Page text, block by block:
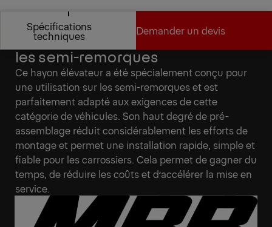
Trouver un partenaire commercial
Spécifications
techniques
Spécifications
techniques
Demander un devis
Demander un devis
Spécialement développé pour
les semi-remorques
Ce hayon élévateur a été spécialement conçu pour
une utilisation sur les semi-remorques et est
parfaitement adapté aux exigences de cette
catégorie de véhicules. Son haut degré de pré-
assemblage réduit considérablement les efforts de
montage et permet une installation rapide, simple et
fiable pour les carrossiers. Cela permet de gagner du
temps, de réduire les coûts et d’accélérer la mise en
service.